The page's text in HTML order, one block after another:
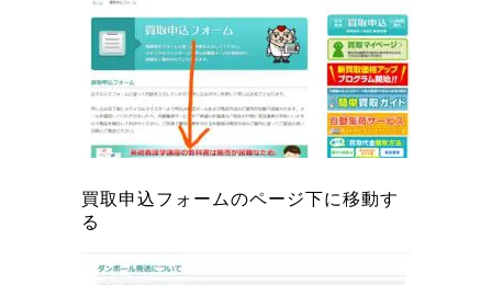
買取申込フォームのページ下に移動す
る